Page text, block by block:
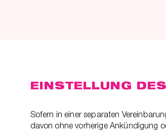
EINSTELLUNG
Sofern in einer separaten
davon ohne vorherige Ankündigung